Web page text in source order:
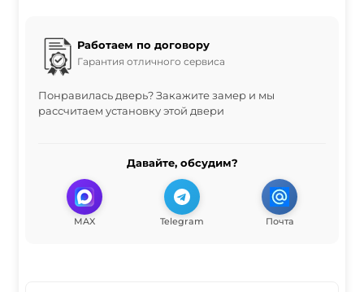
Работаем по договору
Гарантия отличного сервиса
Понравилась дверь? Закажите замер и мы
рассчитаем установку этой двери
Давайте, обсудим?
MAX Telegram Почта